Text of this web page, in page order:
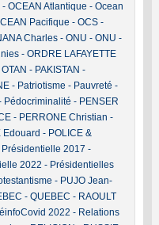
- OCEAN Atlantique - Ocean
Pacifique - OCS-
Charles- ONU - ONU -
- ORDRE LAFAYETTE
OTAN - PAKISTAN -
- Patriotisme - Pauvreté -
Pédocriminalité - PENSER
- PERRONE Christian -
Edouard - POLICE &
Présidentielle 2017 -
2022 - Présidentielles
- PUJO Jean-
- QUEBEC - RAOULT
2022 - Relations